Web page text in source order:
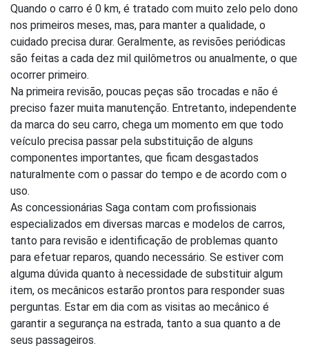
Quando o carro é 0 km, é tratado com muito zelo pelo dono
nos primeiros meses, mas, para manter a qualidade, o
cuidado precisa durar. Geralmente, as revisões periódicas
são feitas a cada dez mil quilômetros ou anualmente, o que
ocorrer primeiro.
Na primeira revisão, poucas peças são trocadas e não é
preciso fazer muita manutenção. Entretanto, independente
da marca do seu carro, chega um momento em que todo
veículo precisa passar pela substituição de alguns
componentes importantes, que ficam desgastados
naturalmente com o passar do tempo e de acordo com o
uso.
As concessionárias Saga contam com profissionais
especializados em diversas marcas e modelos de carros,
tanto para revisão e identificação de problemas quanto
para efetuar reparos, quando necessário. Se estiver com
alguma dúvida quanto à necessidade de substituir algum
item, os mecânicos estarão prontos para responder suas
perguntas. Estar em dia com as visitas ao mecânico é
garantir a segurança na estrada, tanto a sua quanto a de
seus passageiros.